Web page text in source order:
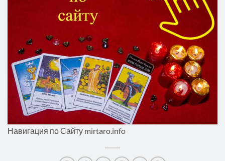
Навигация по Сайту mirtaro.info